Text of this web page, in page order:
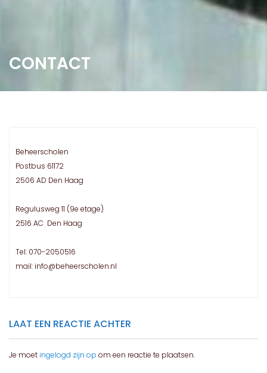
CONTACT
Beheerscholen
Postbus 61172
2506 AD Den Haag
Regulusweg 11 (9e etage)
2516 AC Den Haag
Tel: 070-2050516
mail: info@beheerscholen.nl
LAAT EEN REACTIE ACHTER
Je moet ingelogd zijn op om een reactie te plaatsen.